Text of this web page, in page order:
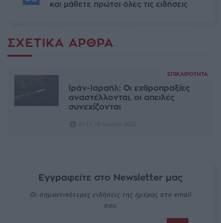
και μάθετε πρώτοι όλες τις ειδήσεις
ΣΧΕΤΙΚΆ ΆΡΘΡΑ
ΕΠΙΚΑΙΡΌΤΗΤΑ
Ιράν-Ισραήλ: Οι εχθροπραξίες
αναστέλλονται, οι απειλές
συνεχίζονται
Εγγραφείτε στο Newsletter μας
Οι σημαντικότερες ειδήσεις της ημέρας στο email
σου